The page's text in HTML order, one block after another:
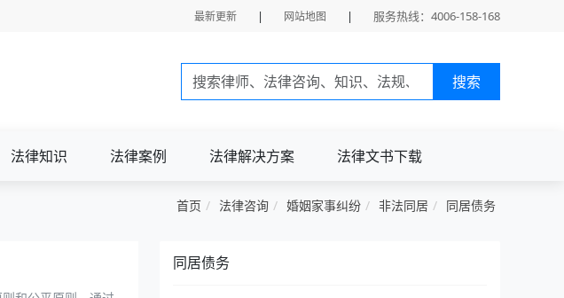
最新更新 | 网站地图 | 服务热线：4006-158-168
搜索
法律知识 法律案例 法律解决方案 法律文书下载
首页 法律咨询 婚姻家事纠纷 非法同居 同居债务
同居债务